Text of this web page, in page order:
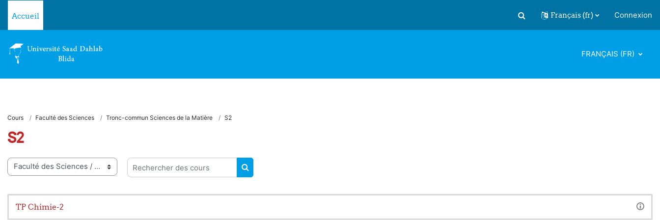
Accueil
Activer/désactiver la saisie de
Français ‎(fr)‎ Connexion
FRANÇAIS ‎(FR)‎
Cours Faculté des Sciences Tronc-commun Sciences de la Matière S2
S2
de cours
Rechercher des cours
RECHERCHER DES COURS
TP Chimie-2